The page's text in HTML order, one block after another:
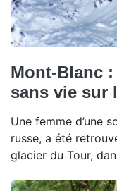
Mont-Blanc
sans vie sur
Une femme d’une
russe, a été
glacier du Tour,